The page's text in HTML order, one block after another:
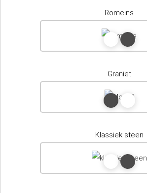
Romeins
Graniet
Klassiek steen